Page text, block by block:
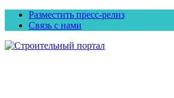
Разместить пресс-релиз
Связь с нами